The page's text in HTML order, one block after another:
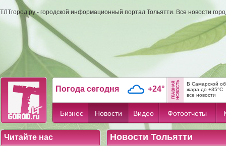
ТЛТгород.ру - городской информационный портал Тольятти. Все новости
Погода сегодня +24°
В Самарской
жара до +35°C
все новости
Бизнес Новости Видео Фотоотчеты
Читайте нас Новости Тольятти